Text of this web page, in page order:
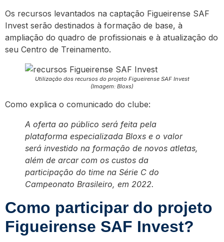
Os recursos levantados na captação Figueirense SAF
Invest serão destinados à formação de base, à
ampliação do quadro de profissionais e à atualização do
seu Centro de Treinamento.
Utilização dos recursos do projeto Figueirense SAF Invest
(Imagem: Bloxs)
Como explica o comunicado do clube:
A oferta ao público será feita pela
plataforma especializada Bloxs e o valor
será investido na formação de novos atletas,
além de arcar com os custos da
participação do time na Série C do
Campeonato Brasileiro, em 2022.
Como participar do projeto
Figueirense SAF Invest?